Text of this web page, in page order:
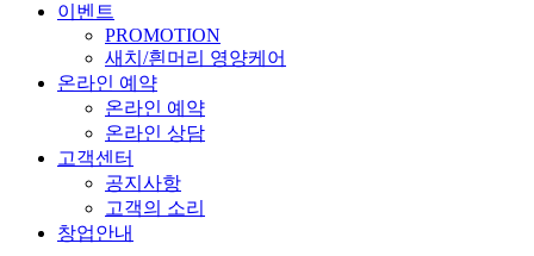
이벤트
PROMOTION
새치/흰머리 영양케어
온라인 예약
온라인 예약
온라인 상담
고객센터
공지사항
고객의 소리
창업안내